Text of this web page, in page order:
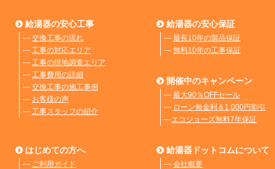
給湯器の安心工事
― 交換工事の流れ
― 工事の対応エリア
― 工事の現地調査エリア
― 工事費用の詳細
― 交換工事の施工事例
― お客様の声
― 工事スタッフの紹介
給湯器の安心保証
― 最長10年の製品保証
― 無料10年の工事保証
開催中のキャンペーン
― 最大90％OFFセール
― ローン無金利＆1,000円割引
―エコジョーズ無料7年保証
はじめての方へ
― ご利用ガイド
給湯器ドットコムについて
― 会社概要